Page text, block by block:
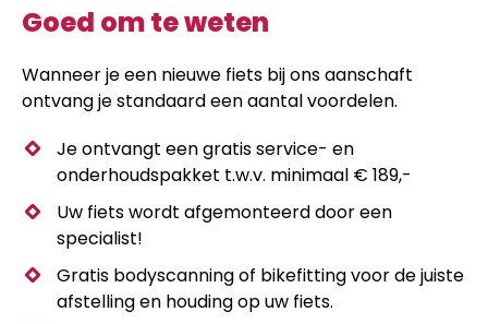
Goed om te weten
Wanneer je een nieuwe fiets bij ons aanschaft
ontvang je standaard een aantal voordelen.
Je ontvangt een gratis service- en
onderhoudspakket t.w.v. minimaal € 189,-
Uw fiets wordt afgemonteerd door een
specialist!
Gratis bodyscanning of bikefitting voor de juiste
afstelling en houding op uw fiets.